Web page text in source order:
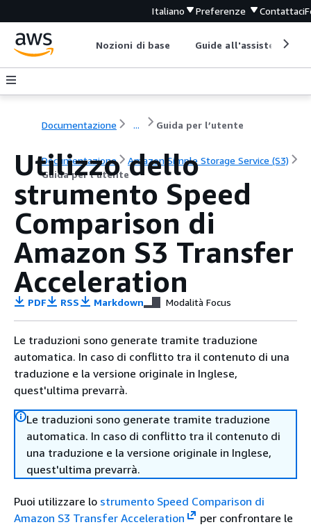
Italiano Preferenze Contattaci
Nozioni di base Guide all'assistenza
Documentazione ... Guida per l’utente
Documentazione
Amazon Simple Storage Service (S3)
Guida per l’utente
Utilizzo dello
strumento Speed
Comparison di
Amazon S3 Transfer
Acceleration
PDF RSS Markdown Modalità Focus
Le traduzioni sono generate tramite traduzione
automatica. In caso di conflitto tra il contenuto di una
traduzione e la versione originale in Inglese,
quest'ultima prevarrà.
Le traduzioni sono generate tramite traduzione
automatica. In caso di conflitto tra il contenuto di
una traduzione e la versione originale in Inglese,
quest'ultima prevarrà.
Puoi utilizzare lo strumento Speed Comparison di
Amazon S3 Transfer Acceleration
per confrontare le